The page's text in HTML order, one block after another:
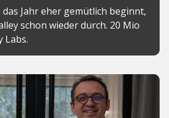
Jahr eher gemütlich beginnt,
schon wieder durch. 20 Mio
Labs.